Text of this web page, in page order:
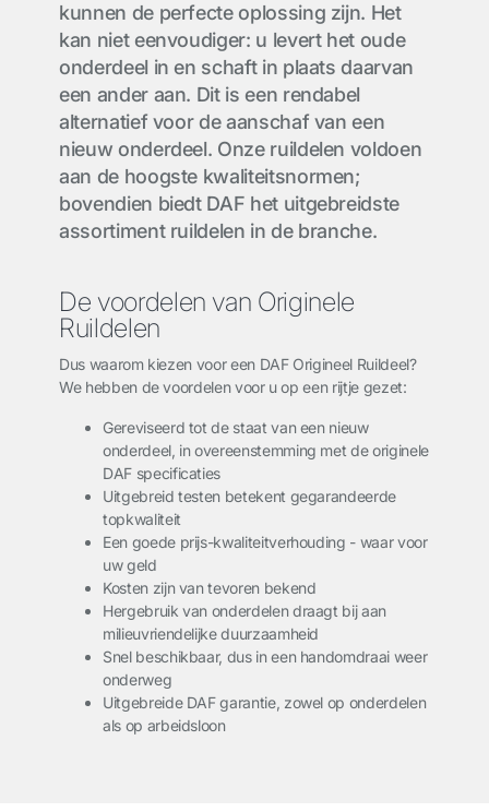
kunnen de perfecte oplossing zijn. Het
kan niet eenvoudiger: u levert het oude
onderdeel in en schaft in plaats daarvan
een ander aan. Dit is een rendabel
alternatief voor de aanschaf van een
nieuw onderdeel. Onze ruildelen voldoen
aan de hoogste kwaliteitsnormen;
bovendien biedt DAF het uitgebreidste
assortiment ruildelen in de branche.
De voordelen van Originele
Ruildelen
Dus waarom kiezen voor een DAF Origineel Ruildeel?
We hebben de voordelen voor u op een rijtje gezet:
Gereviseerd tot de staat van een nieuw
onderdeel, in overeenstemming met de originele
DAF specificaties
Uitgebreid testen betekent gegarandeerde
topkwaliteit
Een goede prijs-kwaliteitverhouding - waar voor
uw geld
Kosten zijn van tevoren bekend
Hergebruik van onderdelen draagt bij aan
milieuvriendelijke duurzaamheid
Snel beschikbaar, dus in een handomdraai weer
onderweg
Uitgebreide DAF garantie, zowel op onderdelen
als op arbeidsloon